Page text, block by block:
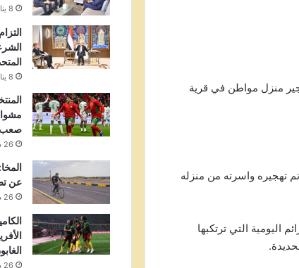
منزل مواطن في قرية
تهجيره واسرته من منزله
اليومية التي ترتكبها
8 يناير، 2026
8 يناير، 2026
صعب
26 ديسمبر، 2025
عن
26 ديسمبر، 2025
26 ديسمبر، 2025